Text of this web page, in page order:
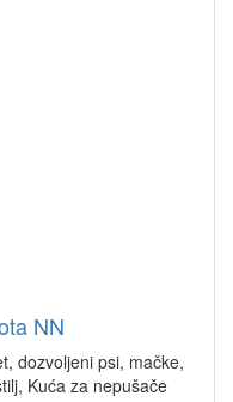
NN
dozvoljeni psi, mačke,
Kuća za nepušače